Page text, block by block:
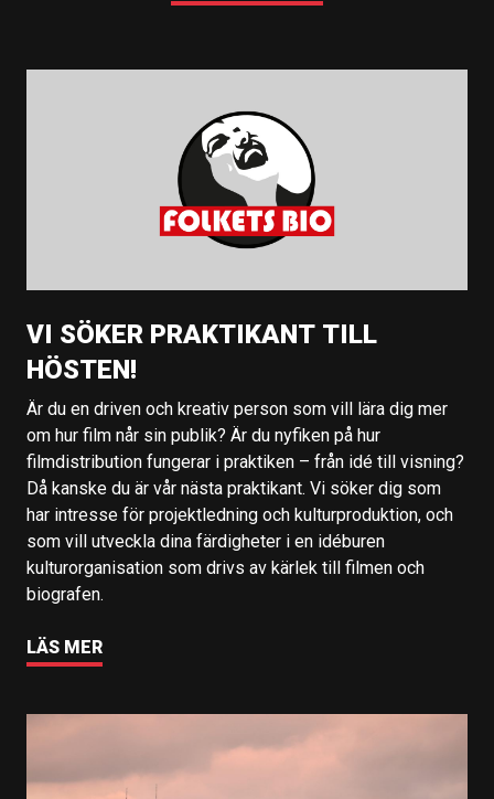
VI SÖKER PRAKTIKANT TILL
HÖSTEN!
Är du en driven och kreativ person som vill lära dig mer
om hur film når sin publik? Är du nyfiken på hur
filmdistribution fungerar i praktiken – från idé till visning?
Då kanske du är vår nästa praktikant. Vi söker dig som
har intresse för projektledning och kulturproduktion, och
som vill utveckla dina färdigheter i en idéburen
kulturorganisation som drivs av kärlek till filmen och
biografen.
LÄS MER